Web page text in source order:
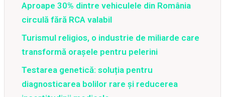
Aproape 30% dintre vehiculele din România
circulă fără RCA valabil
Turismul religios, o industrie de miliarde care
transformă orașele pentru pelerini
Testarea genetică: soluția pentru
diagnosticarea bolilor rare și reducerea